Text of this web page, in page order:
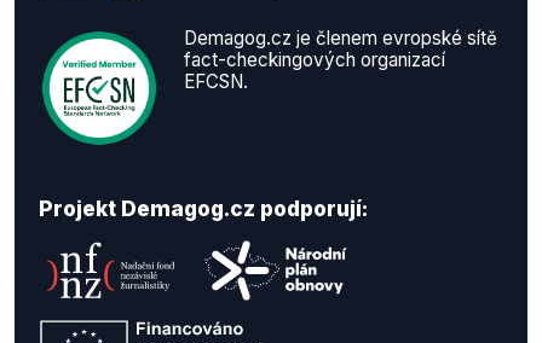
Demagog.cz je členem evropské sítě
fact-checkingových organizací
EFCSN.
Projekt Demagog.cz podporují: